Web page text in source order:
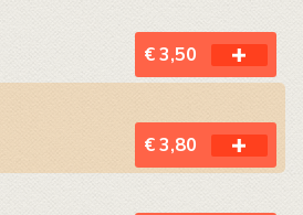
€ 3,50
€ 3,80